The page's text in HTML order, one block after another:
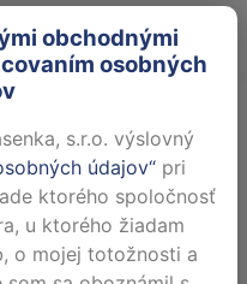
Švecová -
ambulancia -
pre
obchodnými
osobných
s.r.o. výslovný
údajov“ pri
ktorého spoločnosť
u ktorého žiadam
o mojej totožnosti a